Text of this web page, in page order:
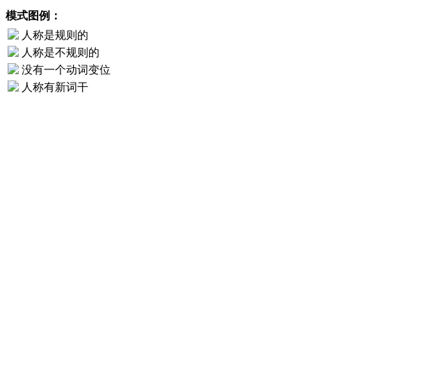
模式图例：
人称是规则的
人称是不规则的
没有一个动词变位
人称有新词干